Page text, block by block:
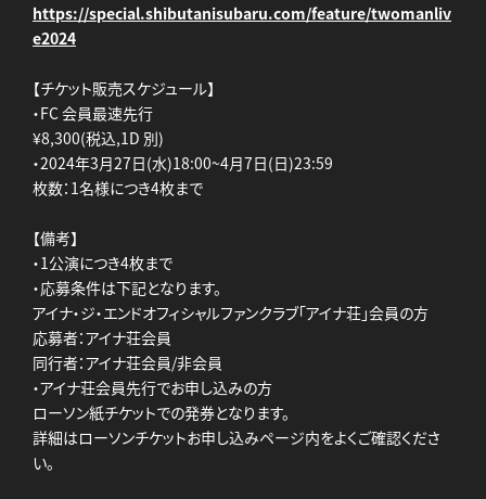
https://special.shibutanisubaru.com/feature/twomanliv
e2024
【チケット販売スケジュール】
・FC 会員最速先行
¥8,300(税込,1D 別)
・2024年3月27日(水)18:00~4月7日(日)23:59
枚数：1名様につき4枚まで
【備考】
・1公演につき4枚まで
・応募条件は下記となります。
アイナ・ジ・エンドオフィシャルファンクラブ「アイナ荘」会員の方
応募者：アイナ荘会員
同行者：アイナ荘会員/非会員
・アイナ荘会員先行でお申し込みの方
ローソン紙チケットでの発券となります。
詳細はローソンチケットお申し込みページ内をよくご確認くださ
い。